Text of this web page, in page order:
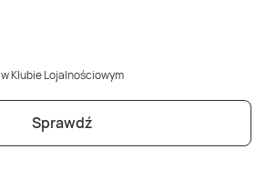
w Klubie Lojalnościowym
Sprawdź